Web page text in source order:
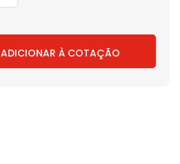
ADICIONAR À COTAÇÃO